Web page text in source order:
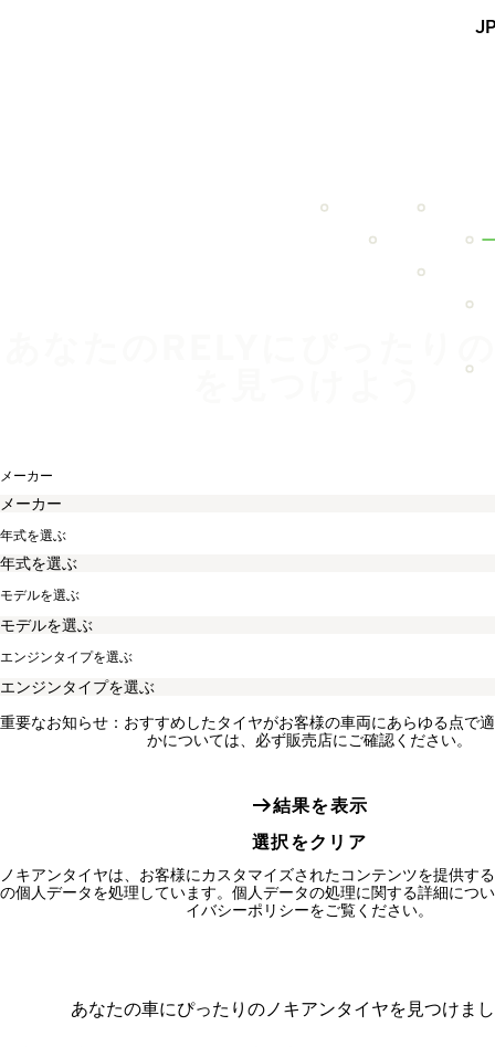
メーカー
年式を選ぶ
モデルを選ぶ
エンジンタイプを選ぶ
重要なお知らせ：おすすめしたタイヤがお客様の車両にあらゆる点で
かについては、必ず販売店にご確認ください。
結果を表示
選択をクリア
ノキアンタイヤは、お客様にカスタマイズされたコンテンツを提供す
の個人データを処理しています。個人データの処理に関する詳細につ
イバシーポリシーをご覧ください。
あなたの車にぴったりのノキアンタイヤを見つけま